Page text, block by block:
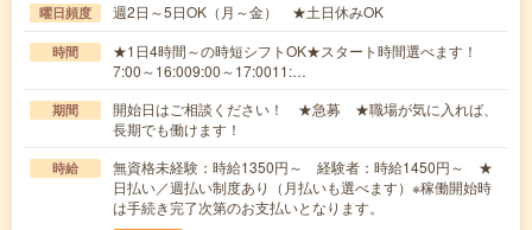
曜日頻度 週2日～5日OK（月～金） ★土日休みOK
時間
★1日4時間～の時短シフトOK★スタート時間選べます！
7:00～16:009:00～17:0011:…
期間
開始日はご相談ください！ ★急募 ★職場が気に入れば、
長期でも働けます！
時給
無資格未経験：時給1350円～ 経験者：時給1450円～ ★
日払い／週払い制度あり（月払いも選べます）※稼働開始時
は手続き完了次第のお支払いとなります。